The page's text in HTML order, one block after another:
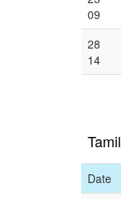
09
28
14
Date